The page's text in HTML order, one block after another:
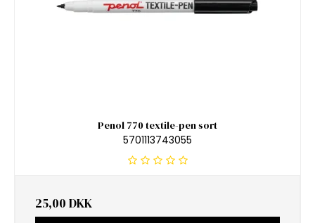
Penol 770 textile-pen sort
5701113743055
25,00 DKK